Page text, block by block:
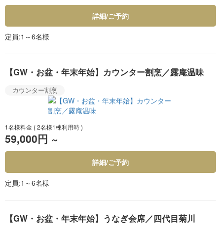
詳細/ご予約
定員 1～6名様
【GW・お盆・年末年始】カウンター割烹／露庵温味
カウンター割烹
1名様料金 ( 2名様1棟利用時 )
59,000円 ～
詳細/ご予約
定員 1～6名様
【GW・お盆・年末年始】うなぎ会席／四代目菊川